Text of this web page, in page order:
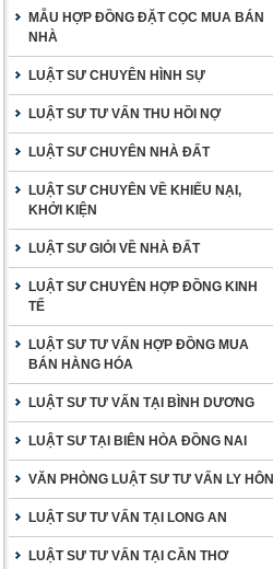
MẪU HỢP ĐỒNG ĐẶT CỌC MUA BÁN
NHÀ
LUẬT SƯ CHUYÊN HÌNH SỰ
LUẬT SƯ TƯ VẤN THU HỒI NỢ
LUẬT SƯ CHUYÊN NHÀ ĐẤT
LUẬT SƯ CHUYÊN VỀ KHIẾU NẠI,
KHỞI KIỆN
LUẬT SƯ GIỎI VỀ NHÀ ĐẤT
LUẬT SƯ CHUYÊN HỢP ĐỒNG KINH
TẾ
LUẬT SƯ TƯ VẤN HỢP ĐỒNG MUA
BÁN HÀNG HÓA
LUẬT SƯ TƯ VẤN TẠI BÌNH DƯƠNG
LUẬT SƯ TẠI BIÊN HÒA ĐỒNG NAI
VĂN PHÒNG LUẬT SƯ TƯ VẤN LY HÔN
LUẬT SƯ TƯ VẤN TẠI LONG AN
LUẬT SƯ TƯ VẤN TẠI CẦN THƠ